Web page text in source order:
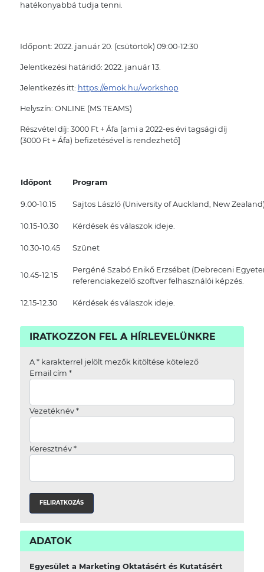
hatékonyabbá tudja tenni.
Időpont: 2022. január 20. (csütörtök) 09:00-12:30
Jelentkezési határidő: 2022. január 13.
Jelentkezés itt: https://emok.hu/workshop
Helyszín: ONLINE (MS TEAMS)
Részvétel díj: 3000 Ft + Áfa [ami a 2022-es évi tagsági díj
(3000 Ft + Áfa) befizetésével is rendezhető]
Időpont Program
9.00-10.15 Sajtos László (University of Auckland, New
10.15-10.30 Kérdések és válaszok ideje.
10.30-10.45 Szünet
10.45-12.15
Pergéné Szabó Enikő Erzsébet (Debreceni
referenciakezelő szoftver felhasználói képzés.
12.15-12.30 Kérdések és válaszok ideje.
IRATKOZZON FEL A HÍRLEVELÜNKRE
A *karakterrel jelölt mezők kitöltése kötelező
Email cím *
Vezetéknév *
Keresztnév *
ADATOK
Egyesület a Marketing Oktatásért és Kutatásért